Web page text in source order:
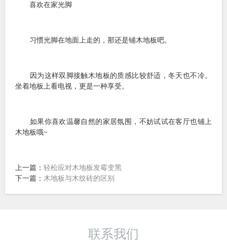
喜欢在家光脚
习惯光脚在地面上走的，那还是铺木地板吧。
因为这样双脚接触木地板的质感比较舒适，冬天也不冷。
坐着地板上看电视，更是一种享受。
如果你喜欢温馨自然的家居氛围，不妨试试在客厅也铺上
木地板哦~
上一篇： 轻松应对木地板发霉变黑
下一篇： 木地板与木纹砖的区别
联系我们